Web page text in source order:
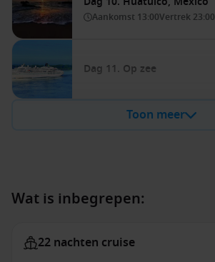
Aankomst 13:00Vertrek 23:00
Dag 11. Op zee
Toon meer
Wat is inbegrepen:
22 nachten cruise